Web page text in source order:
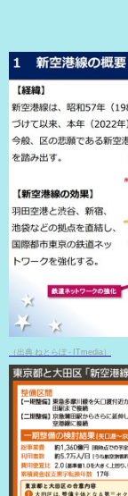
（出典 ねとらぼ - ITmedia）